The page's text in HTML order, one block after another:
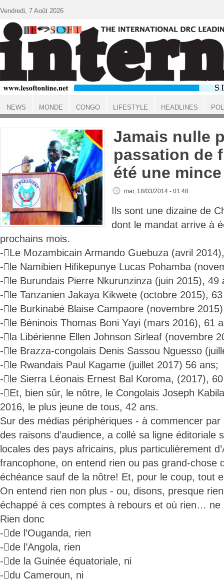
ACCUEIL
Jamais nulle
passation de
été une
mar, 18/03/2014 - 01:48
Ils sont une dizaine de
dont le mandat arrive à
prochains mois.
-Le Mozambicain Armando Guebuza (avril
-le Namibien Hifikepunye Lucas Pohamba
-le Burundais Pierre Nkurunzinza (juin 2015), 49
-le Tanzanien Jakaya Kikwete (octobre 2015),
-le Burkinabé Blaise Campaore (novembre
-le Béninois Thomas Boni Yayi (mars 2016), 61
-la Libérienne Ellen Johnson Sirleaf (novembre
-le Brazza-congolais Denis Sassou Nguesso
-le Rwandais Paul Kagame (juillet 2017) 56 ans;
-le Sierra Léonais Ernest Bal Koroma, (2017),
-Et, bien sûr, le nôtre, le Congolais Joseph
2016, le plus jeune de tous, 42 ans.
Sur des médias périphériques - à commencer
des raisons d’audience, a collé sa ligne éditoriale
locales des pays africains, plus particulièrement
francophone, on entend rien ou pas grand-chose
échéance sauf de la nôtre! Et, pour le coup, tout
On entend rien non plus - ou, disons, presque
échappé à ces comptes à rebours et où rien… ne
Rien donc
-de l’Ouganda, rien
-de l’Angola, rien
-de la Guinée équatoriale, ni
-du Cameroun, ni
Vendredi, 7 Août 2026
NEWS MONDE CONGO LIFESTYLE HEADLINES